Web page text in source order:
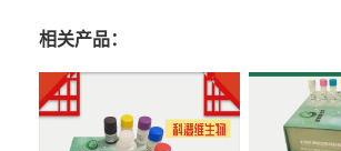
相关产品：